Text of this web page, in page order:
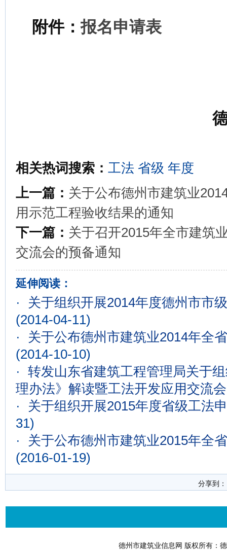
附件：报名申请表
相关热词搜索： 工法 省级 年度
上一篇： 关于公布德州市建筑业
用示范工程验收结果的通知
下一篇： 关于召开2015年全市建筑
交流会的预备通知
延伸阅读：
·
关于组织开展2014年度德州市市
(2014-04-11)
·
关于公布德州市建筑业2014年全
(2014-10-10)
· 转发山东省建筑工程管理局关于
理办法》解读暨工法开发应用交流
·
关于组织开展2015年度省级工法
31)
·
关于公布德州市建筑业2015年全
(2016-01-19)
分享到
德州市建筑业信息网 版权所有：